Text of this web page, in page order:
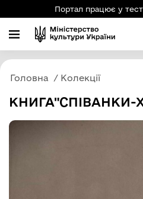
Портал працює у
Головна Колекції
КНИГА"СПІВАНКИ-